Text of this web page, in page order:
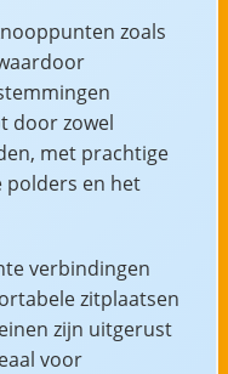
zoals
door zowel
met prachtige
polders en het
verbindingen
zitplaatsen
zijn uitgerust
voor